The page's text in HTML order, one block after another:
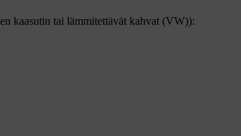
kaasutin tai lämmitettävät kahvat (VW)):